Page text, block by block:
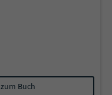
zum Buch